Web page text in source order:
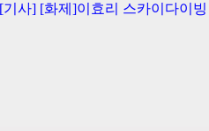
[기사] [화제]이효리 스카이다이